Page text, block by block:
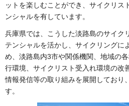
ットを楽しむことができ、サイクリス
ンシャルを有しています。
兵庫県では、こうした淡路島のサイク
テンシャルを活かし、サイクリングに
め、淡路島内3市や関係機関、地域の
行環境、サイクリスト受入れ環境の改
情報発信等の取り組みを展開しており
す。